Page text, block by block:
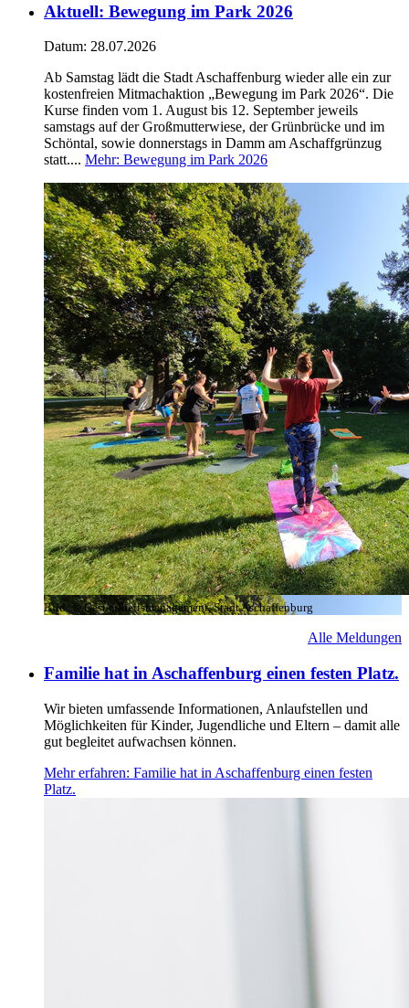
Aktuell: Bewegung im Park 2026
Datum: 28.07.2026
Ab Samstag lädt die Stadt Aschaffenburg wieder alle ein zur
kostenfreien Mitmachaktion „Bewegung im Park 2026“. Die
Kurse finden vom 1. August bis 12. September jeweils
samstags auf der Großmutterwiese, der Grünbrücke und im
Schöntal, sowie donnerstags in Damm am Aschaffgrünzug
statt.... Mehr: Bewegung im Park 2026
Bild:© Gesundheitsmanagement, Stadt Aschaffenburg
Alle Meldungen
Familie hat in Aschaffenburg einen festen Platz.
Wir bieten umfassende Informationen, Anlaufstellen und
Möglichkeiten für Kinder, Jugendliche und Eltern – damit alle
gut begleitet aufwachsen können.
Mehr erfahren: Familie hat in Aschaffenburg einen festen
Platz.